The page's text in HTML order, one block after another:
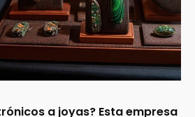
a joyas? Esta empresa